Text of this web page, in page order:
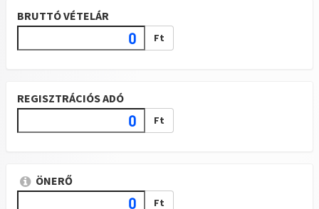
BRUTTÓ VÉTELÁR
Ft
REGISZTRÁCIÓS ADÓ
Ft
ÖNERŐ
Ft